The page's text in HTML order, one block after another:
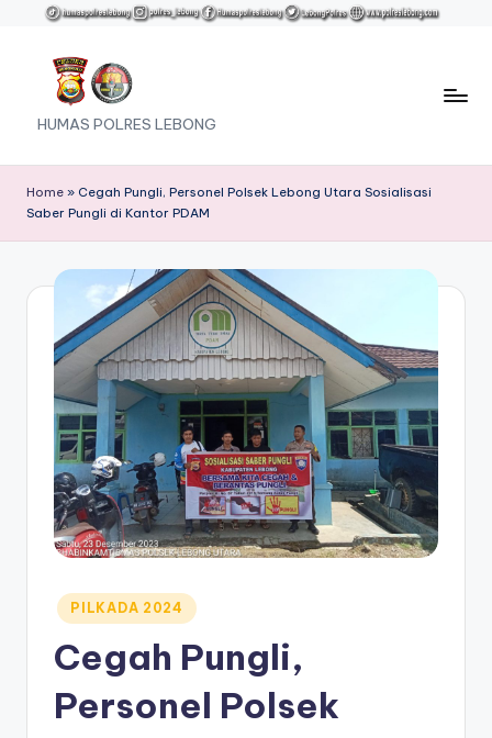
content
HUMAS POLRES LEBONG
Home » Cegah Pungli, Personel Polsek Lebong Utara Sosialisasi
Saber Pungli di Kantor PDAM
Posted
in
PILKADA 2024
Cegah Pungli,
Personel Polsek